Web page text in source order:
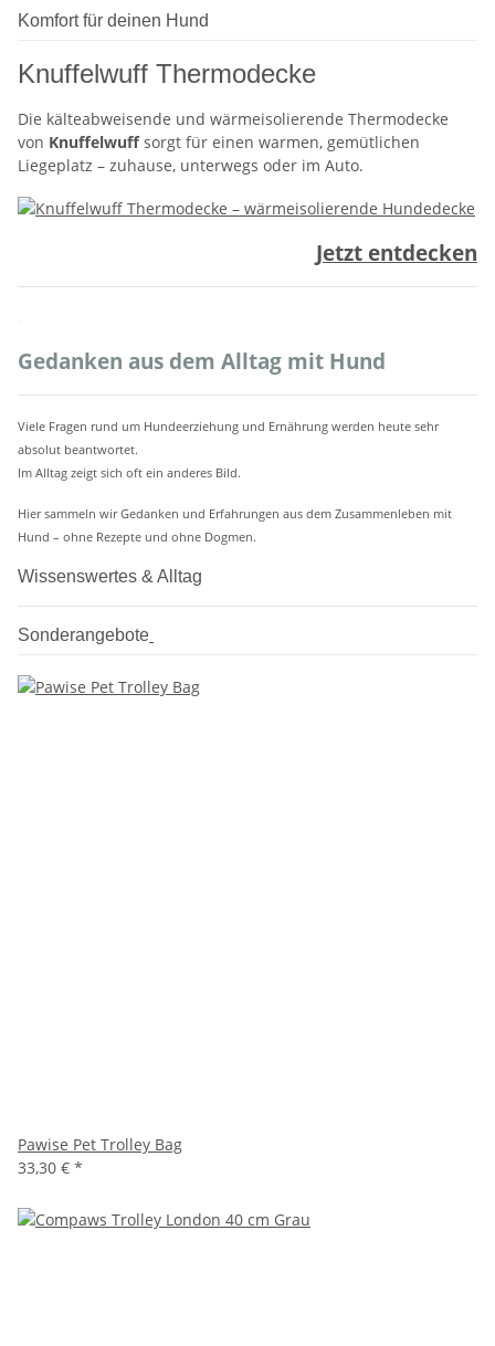
Komfort für deinen Hund
Knuffelwuff Thermodecke
Die kälteabweisende und wärmeisolierende Thermodecke
von Knuffelwuffsorgt für einen warmen, gemütlichen
Liegeplatz – zuhause, unterwegs oder im Auto.
Jetzt entdecken
Gedanken aus dem Alltag mit Hund
Viele Fragen rund um Hundeerziehung und Ernährung werden heute sehr
absolut beantwortet.
Im Alltag zeigt sich oft ein anderes Bild.
Hier sammeln wir Gedanken und Erfahrungen aus dem Zusammenleben mit
Hund – ohne Rezepte und ohne Dogmen.
Wissenswertes & Alltag
Sonderangebote
Pawise Pet Trolley Bag
33,30 € *